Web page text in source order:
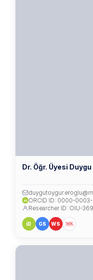
Dr. Öğr. Üyesi Duygu
iD ORCID ID: 0000-
Researcher ID: OIU-
iD GS WS